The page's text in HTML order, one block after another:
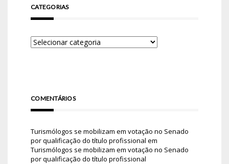
CATEGORIAS
COMENTÁRIOS
Turismólogos se mobilizam em votação no Senado
por qualificação do título profissional em
Turismólogos se mobilizam em votação no Senado
por qualificação do título profissional